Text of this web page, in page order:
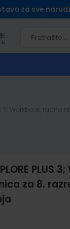
za sve
PLUS
za 8.